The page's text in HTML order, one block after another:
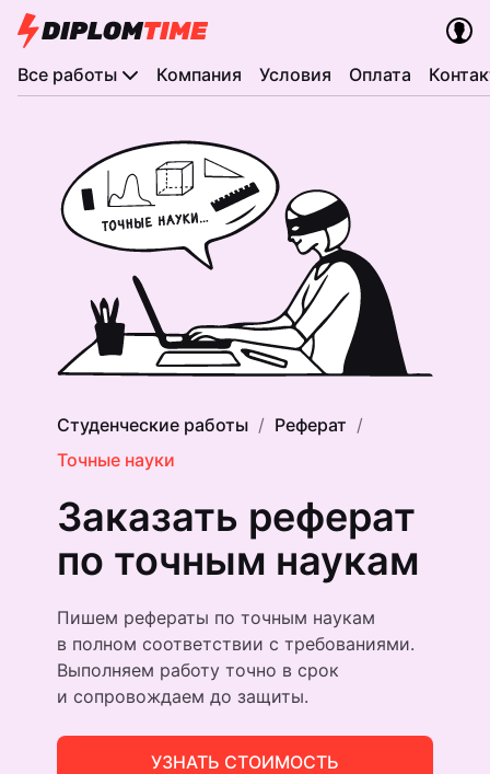
Все работы Компания Условия Оплата
Студенческие работы
Реферат
Точные науки
Заказать реферат
по точным наукам
Пишем рефераты по точным наукам
в полном соответствии с требованиями.
Выполняем работу точно в срок
и сопровождаем до защиты.
УЗНАТЬ СТОИМОСТЬ